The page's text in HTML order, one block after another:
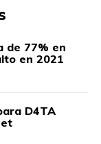
de 77% en
en 2021
D4TA